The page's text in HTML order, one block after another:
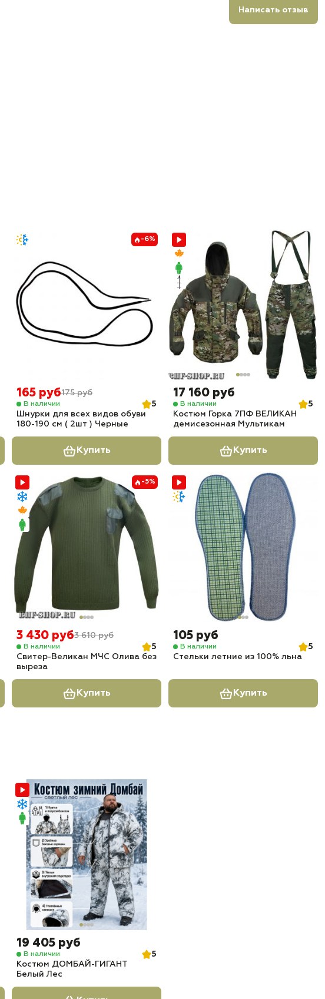
Написать отзыв
-6%
165 руб175 руб
В наличии
5
Шнурки для всех видов обуви
180-190 см ( 2шт ) Черные
Купить
17 160 руб
В наличии
5
Костюм Горка 7ПФ ВЕЛИКАН
демисезонная Мультикам
Купить
-5%
3 430 руб3 610 руб
В наличии
5
Свитер-Великан МЧС Олива без
выреза
Купить
105 руб
В наличии
5
Стельки летние из 100% льна
Купить
19 405 руб
В наличии
5
Костюм ДОМБАЙ-ГИГАНТ
Белый Лес